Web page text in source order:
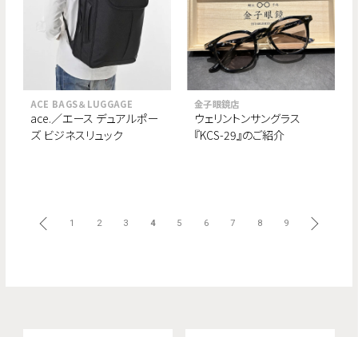
ACE BAGS＆LUGGAGE
ace.／エース デュアルポー
ズ ビジネスリュック
金子眼鏡店
ウェリントンサングラス
『KCS-29』のご紹介
1 2 3 4 5 6 7 8 9